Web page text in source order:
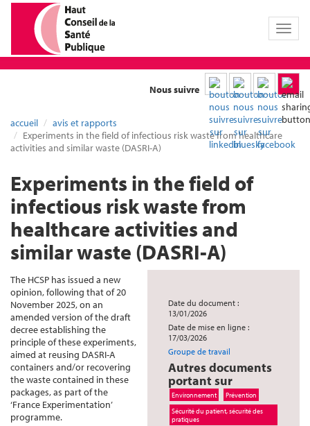
Toggle
Nous suivre
accueil
avis et rapports
Experiments in the field of infectious risk waste from healthcare
activities and similar waste (DASRI-A)
Experiments in the field of
infectious risk waste from
healthcare activities and
similar waste (DASRI-A)
Date du document :
13/01/2026
Date de mise en ligne :
17/03/2026
Groupe de travail
Autres documents
portant sur
Environnement
Prévention
Sécurité du patient, sécurité des
pratiques
The HCSP has issued a new
opinion, following that of 20
November 2025, on an
amended version of the draft
decree establishing the
principle of these experiments,
aimed at reusing DASRI-A
containers and/or recovering
the waste contained in these
packages, as part of the
‘France Experimentation’
programme.